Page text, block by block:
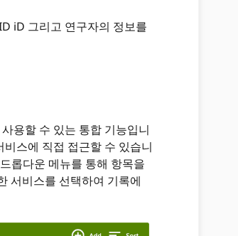
iD 그리고 연구자의 정보를
용할 수 있는 통합 기능입니
스에 직접 접근할 수 있습니
롭다운 메뉴를 통해 항목을
서비스를 선택하여 기록에